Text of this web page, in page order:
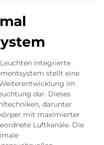
integrierte
stellt eine
im
dar. Dieses
darunter
mit maximierter
Luftkanäle. Die